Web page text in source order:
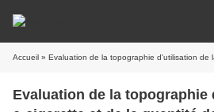
Accueil » Evaluation de la topographie d'utilisation de la e-
Evaluation de la